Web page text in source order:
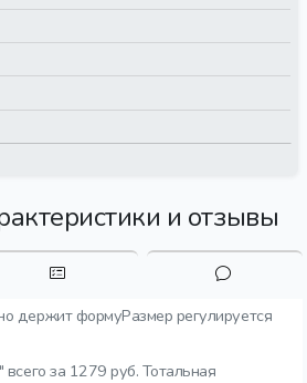
и отзывы
держит формуРазмер регулируется
за 1279 руб. Тотальная